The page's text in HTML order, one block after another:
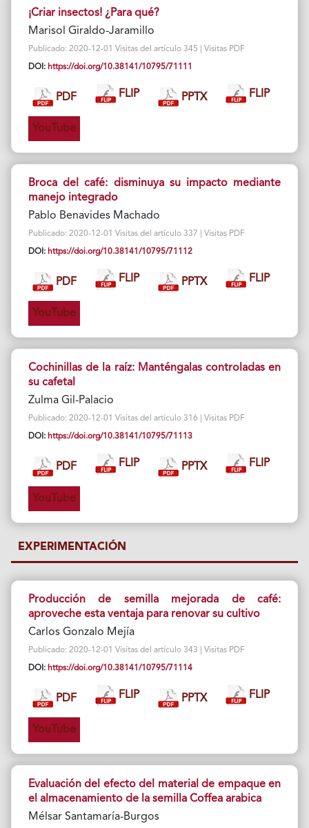
¡Criar insectos! ¿Para qué?
Marisol Giraldo-Jaramillo
Publicado: 2020-12-01 Visitas del artículo 345 | Visitas PDF
DOI: https://doi.org/10.38141/10795/71111
PDF FLIP PPTX FLIP
YouTube
Broca del café: disminuya su impacto mediante
manejo integrado
Pablo Benavides Machado
Publicado: 2020-12-01 Visitas del artículo 337 | Visitas PDF
DOI: https://doi.org/10.38141/10795/71112
PDF FLIP PPTX FLIP
YouTube
Cochinillas de la raíz: Manténgalas controladas en
su cafetal
Zulma Gil-Palacio
Publicado: 2020-12-01 Visitas del artículo 316 | Visitas PDF
DOI: https://doi.org/10.38141/10795/71113
PDF FLIP PPTX FLIP
YouTube
EXPERIMENTACIÓN
Producción de semilla mejorada de café:
aproveche esta ventaja para renovar su cultivo
Carlos Gonzalo Mejía
Publicado: 2020-12-01 Visitas del artículo 343 | Visitas PDF
DOI: https://doi.org/10.38141/10795/71114
PDF FLIP PPTX FLIP
YouTube
Evaluación del efecto del material de empaque en
el almacenamiento de la semilla Coffea arabica
Mélsar Santamaría-Burgos